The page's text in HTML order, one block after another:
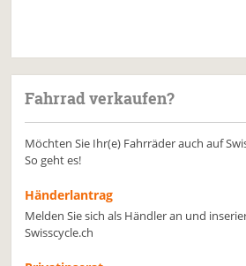
Fahrrad verkaufen?
Möchten Sie Ihr(e) Fahrräder auch auf
So geht es!
Händerlantrag
Melden Sie sich als Händler an und
Swisscycle.ch